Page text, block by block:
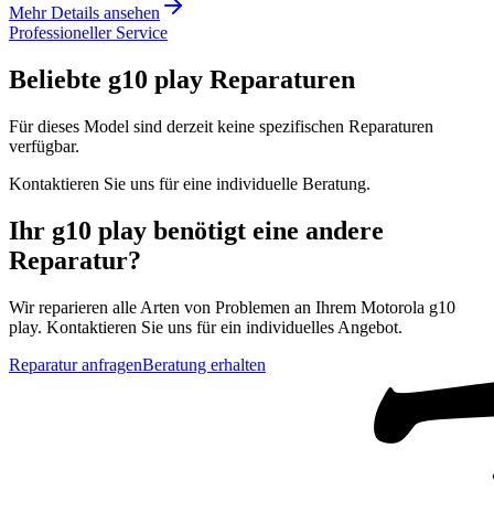
Mehr Details ansehen
Professioneller Service
Beliebte g10 play Reparaturen
Für dieses Model sind derzeit keine spezifischen Reparaturen
verfügbar.
Kontaktieren Sie uns für eine individuelle Beratung.
Ihr g10 play benötigt eine andere
Reparatur?
Wir reparieren alle Arten von Problemen an Ihrem Motorola g10
play. Kontaktieren Sie uns für ein individuelles Angebot.
Reparatur anfragenBeratung erhalten